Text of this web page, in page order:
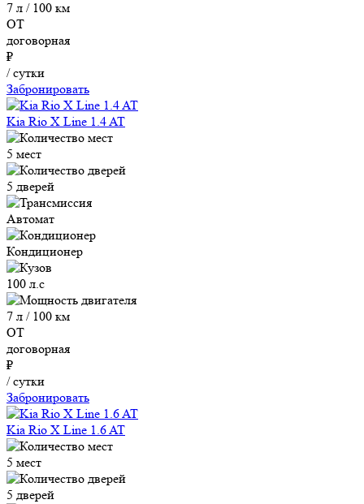
7 л / 100 км
ОТ
договорная
₽
/ сутки
Забронировать
Kia Rio X Line 1.4 AT
5 мест
5 дверей
Автомат
Кондиционер
100 л.с
7 л / 100 км
ОТ
договорная
₽
/ сутки
Забронировать
Kia Rio X Line 1.6 AT
5 мест
5 дверей